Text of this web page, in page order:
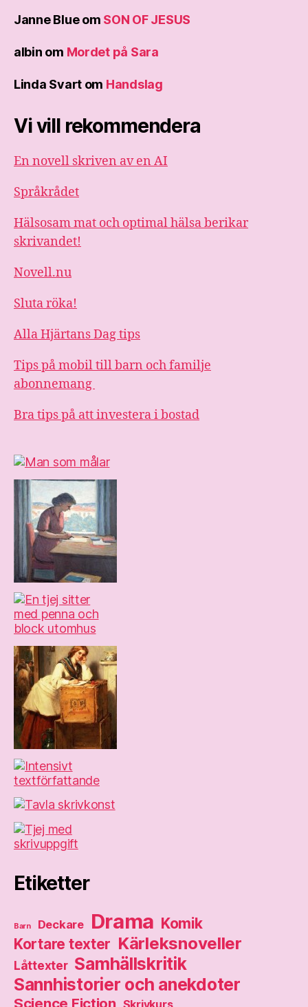
Janne Blueom SON OF JESUS
albin om Mordet på Sara
Linda Svart om Handslag
Vi vill rekommendera
En novell skriven av en AI
Språkrådet
Hälsosam mat och optimal hälsa berikar
skrivandet!
Novell.nu
Sluta röka!
Alla Hjärtans Dag tips
Tips på mobil till barn och familje
abonnemang
Bra tips på att investera i bostad
Etiketter
Barn Deckare Drama Komik
Kortare texter Kärleksnoveller
Låttexter Samhällskritik
Sannhistorier och anekdoter
Science Fiction